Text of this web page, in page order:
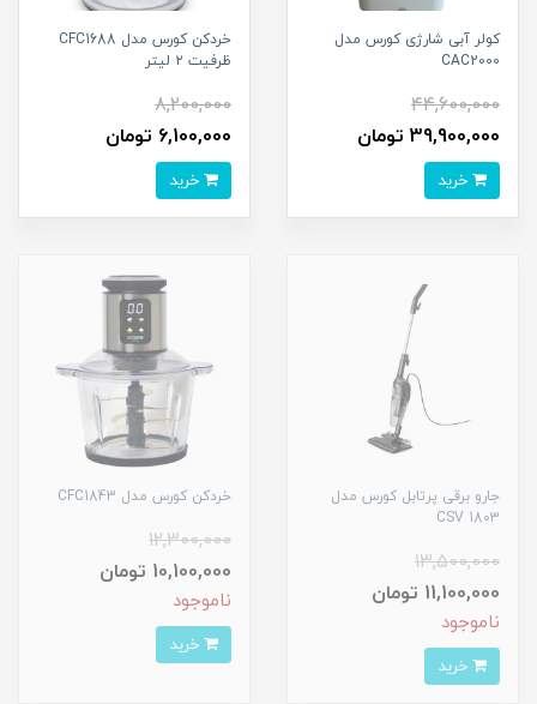
کولر آبی شارژی کورس مدل
CAC2000
44,600,000
39,900,000 تومان
خردکن کورس مدل CFC1688
ظرفیت ۲ لیتر
8,200,000
6,100,000 تومان
جارو برقی پرتابل کورس مدل
CSV 1803
13,500,000
11,100,000 تومان
ناموجود
خردکن کورس مدل CFC1843
12,300,000
10,100,000 تومان
ناموجود